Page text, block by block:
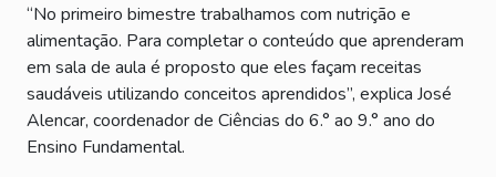
“No primeiro bimestre trabalhamos com nutrição e
alimentação. Para completar o conteúdo que aprenderam
em sala de aula é proposto que eles façam receitas
saudáveis utilizando conceitos aprendidos”, explica José
Alencar, coordenador de Ciências do 6.° ao 9.° ano do
Ensino Fundamental.